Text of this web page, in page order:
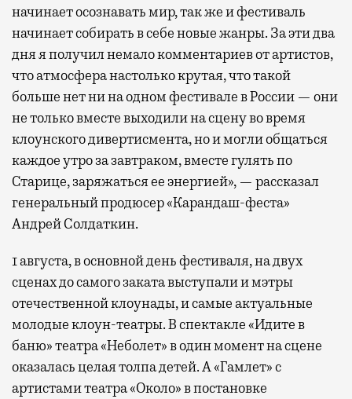
начинает осознавать мир, так же и фестиваль
начинает собирать в себе новые жанры. За эти два
дня я получил немало комментариев от артистов,
что атмосфера настолько крутая, что такой
больше нет ни на одном фестивале в России — они
не только вместе выходили на сцену во время
клоунского дивертисмента, но и могли общаться
каждое утро за завтраком, вместе гулять по
Старице, заряжаться ее энергией», — рассказал
генеральный продюсер «Карандаш-феста»
Андрей Солдаткин.
1 августа, в основной день фестиваля, на двух
сценах до самого заката выступали и мэтры
отечественной клоунады, и самые актуальные
молодые клоун-театры. В спектакле «Идите в
баню» театра «Неболет» в один момент на сцене
оказалась целая толпа детей. А «Гамлет» с
артистами театра «Около» в постановке